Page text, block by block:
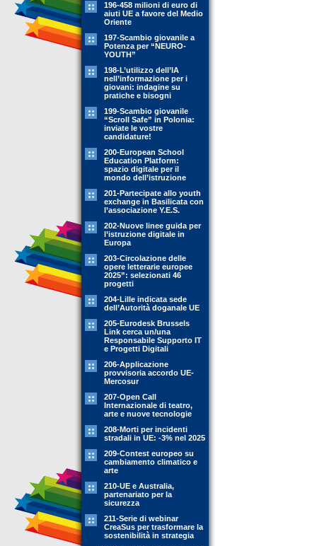
196-458 milioni di euro di
aiuti UE a favore del Medio
Oriente
197-Scambio giovanile a
Potenza per “NEURO-
YOUTH”
198-L’utilizzo dell’IA
nell’informazione per i
giovani: indagine su
pratiche e bisogni
199-Scambio giovanile
“Scroll Safe” in Polonia:
inviate le vostre
candidature!
200-European School
Education Platform:
spazio digitale per il
mondo dell’istruzione
201-Partecipate allo youth
exchange in Basilicata con
l’associazione Y.E.S.
202-Nuove linee guida per
l’istruzione digitale in
Europa
203-Circolazione delle
opere letterarie europee
2025”: selezionati 46
progetti
204-Lille indicata sede
dell’Autorità doganale UE
205-Eurodesk Brussels
Link cerca un/una
Responsabile Supporto IT
e Progetti Digitali
206-Applicazione
provvisoria accordo UE-
Mercosur
207-Open Call
Internazionale di teatro,
arte e nuove tecnologie
208-Morti per incidenti
stradali in UE: -3% nel 2025
209-Contest europeo su
cambiamento climatico e
arte
210-UE e Australia,
partenariato per la
sicurezza
211-Serie di webinar
CreaSus per trasformare la
sostenibilità in strategia